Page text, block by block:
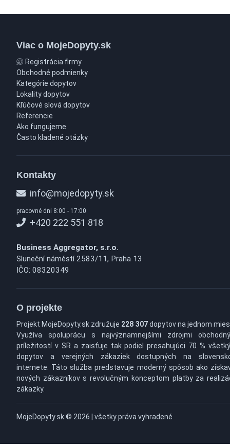
Viac o MojeDopyty.sk
Registrácia firmy
Obchodné podmienky
Kategórie dopytov
Lokality dopytov
Kľúčové slová dopytov
Referencie
Ako fungujeme
Často kladené otázky
Kontakty
info@mojedopyty.sk
pracovné dni 8:00 - 17:00
+420 222 551 818
Business Aggregator, s.r.o.
Sluneční náměstí 2583/11, Praha 13
IČO: 08320349
O projekte
Projekt MojeDopyty.sk združuje 228 307dopytov na jednom
Využíva spoluprácu s najvýznamnejšími zdrojmi
príležitostí v SR a zaisťuje tak podiel presahujúci 70 %
dopytov a verejných zákaziek dostupných na
internete. Táto služba predstavuje moderný spôsob ako
nových zákazníkov s revolučným konceptom platby za
zákazky.
MojeDopyty.sk © 2026 | všetky práva vyhradené